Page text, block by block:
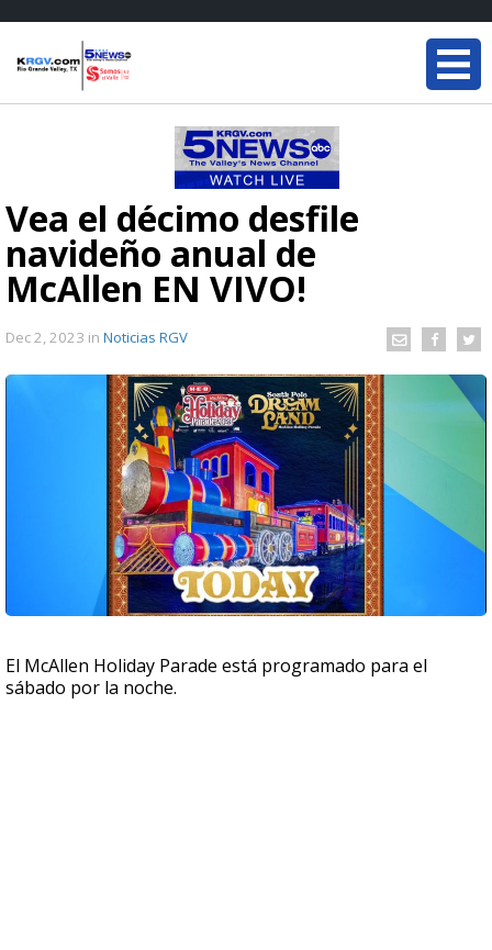
Vea el décimo desfile
navideño anual de
McAllen EN VIVO!
Dec 2, 2023 in Noticias RGV
El McAllen Holiday Parade está programado para el
sábado por la noche.